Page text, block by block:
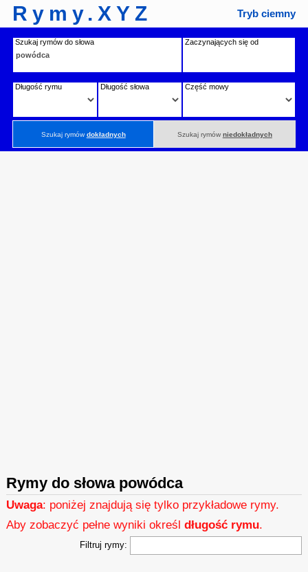
Rymy.XYZ Tryb ciemny
Szukaj rymów do słowa Zaczynających się od
Długość rymu Długość słowa Część mowy
Szukaj rymówdokładnych Szukaj rymów niedokładnych
Rymy do słowa powódca
Uwaga: poniżej znajdują się tylko przykładowe rymy.
Aby zobaczyć pełne wyniki określdługość rymu.
Filtruj rymy: